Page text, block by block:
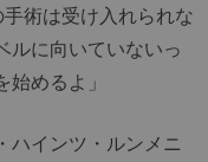
術は受け入れられな
ルに向いていないっ
めるよ」
インツ・ルンメニ